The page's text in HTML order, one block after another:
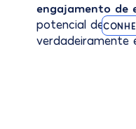
engajamento de
potencial de sua
verdadeiramente